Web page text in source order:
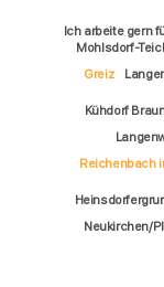
Ich arbeite gern
Mohlsdorf-
Greiz
Kühdorf
Reichenbach
Neukirchen/